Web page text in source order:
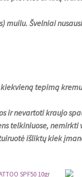
Švelniai
tepimą
ir nevartoti kraujo
telkiniuose,
išliktų kiek